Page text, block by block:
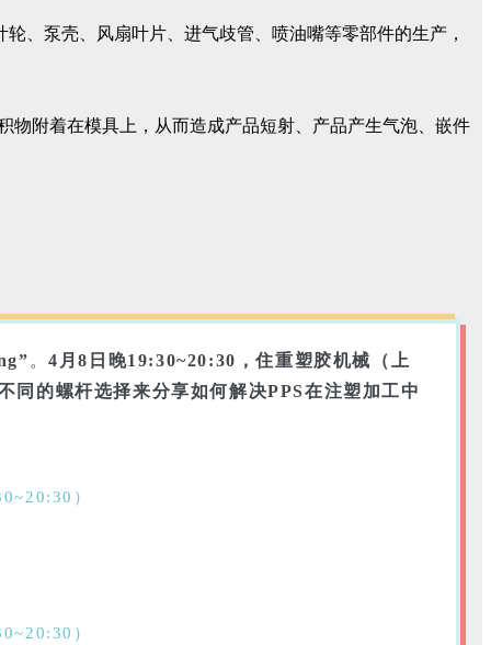
、泵壳、风扇叶片、进气歧管、喷油嘴等零部件的生产，
物附着在模具上，从而造成产品短射、产品产生气泡、嵌件
。4月8日晚19:30~20:30，住重塑胶机械（上
同的螺杆选择来分享如何解决PPS在注塑加工中